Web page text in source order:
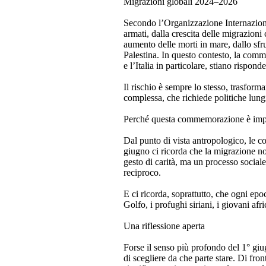
Secondo l’Organizzazione
armati, dalla crescita delle
aumento delle morti in mare, dallo
Palestina. In questo contesto, la
e l’Italia in particolare, stiano
Il rischio è sempre lo stesso,
complessa, che richiede politiche
Perché questa commemorazione è
Dal punto di vista antropologico, le
giugno ci ricorda che la migrazione
gesto di carità, ma un processo
reciproco.
E ci ricorda, soprattutto, che ogni
Golfo, i profughi siriani, i giovani
Una riflessione aperta
Forse il senso più profondo del 1°
di scegliere da che parte stare. Di